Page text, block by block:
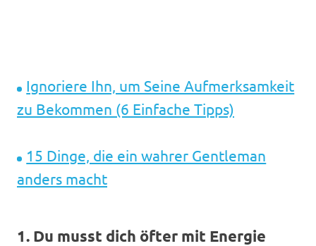
Ignoriere Ihn, um Seine Aufmerksamkeit
zu Bekommen (6 Einfache Tipps)
15 Dinge, die ein wahrer Gentleman
anders macht
1. Du musst dich öfter mit Energie